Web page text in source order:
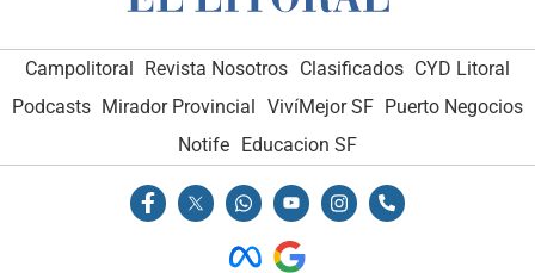
Campolitoral Revista Nosotros Clasificados CYD Litoral
Podcasts Mirador Provincial VivíMejor SF Puerto Negocios
Notife
Educacion SF